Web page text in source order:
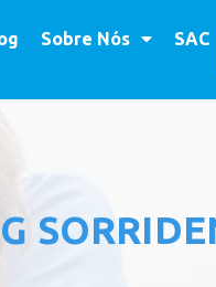
Sobre Nós SAC